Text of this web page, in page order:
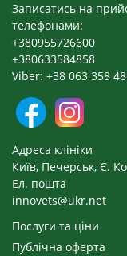
Записатись на
телефонами:
+380955726600
+380633584858
Viber: +38 063 358
Адреса клініки
Київ, Печерськ, Є.
Ел. пошта
innovets@ukr.net
Послуги та ціни
Публічна оферта